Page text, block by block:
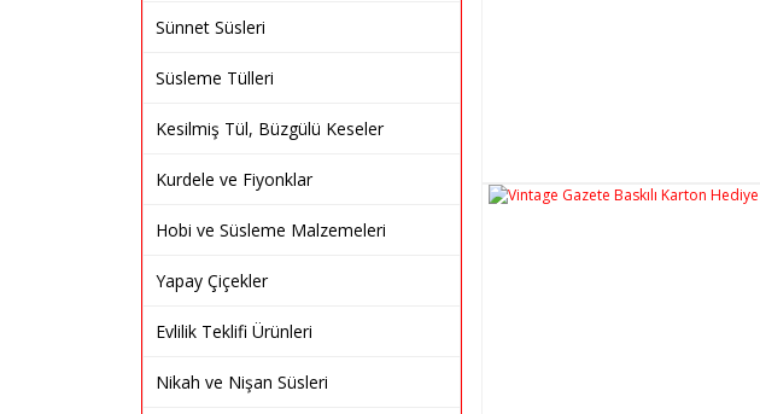
Sünnet Süsleri
Süsleme Tülleri
Kesilmiş Tül, Büzgülü Keseler
Kurdele ve Fiyonklar
Hobi ve Süsleme Malzemeleri
Yapay Çiçekler
Evlilik Teklifi Ürünleri
Nikah ve Nişan Süsleri